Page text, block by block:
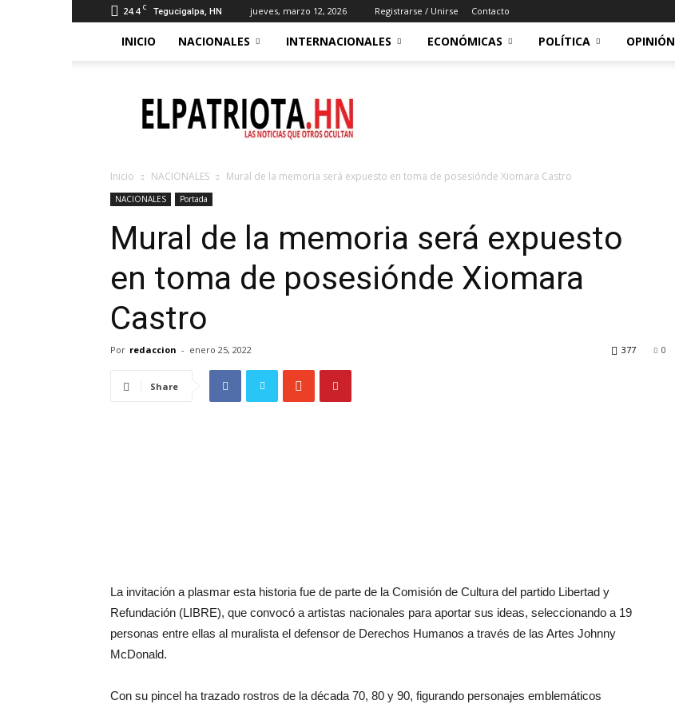
24.4 C Tegucigalpa, HN jueves, marzo 12, 2026 Registrarse / Unirse Contacto
INICIO NACIONALES INTERNACIONALES ECONÓMICAS POLÍTICA OPINIÓN
Patriota
Inicio NACIONALES Mural de la memoria será expuesto en toma de posesiónde Xiomara Castro
NACIONALES Portada
Mural de la memoria será expuesto
en toma de posesiónde Xiomara
Castro
Por redaccion - enero 25, 2022 0
377
Share
La invitación a plasmar esta historia fue de parte de la Comisión de Cultura del partido Libertad y
Refundación (LIBRE), que convocó a artistas nacionales para aportar sus ideas, seleccionando a 19
personas entre ellas al muralista el defensor de Derechos Humanos a través de las Artes Johnny
McDonald.
Con su pincel ha trazado rostros de la década 70, 80 y 90, figurando personajes emblemáticos